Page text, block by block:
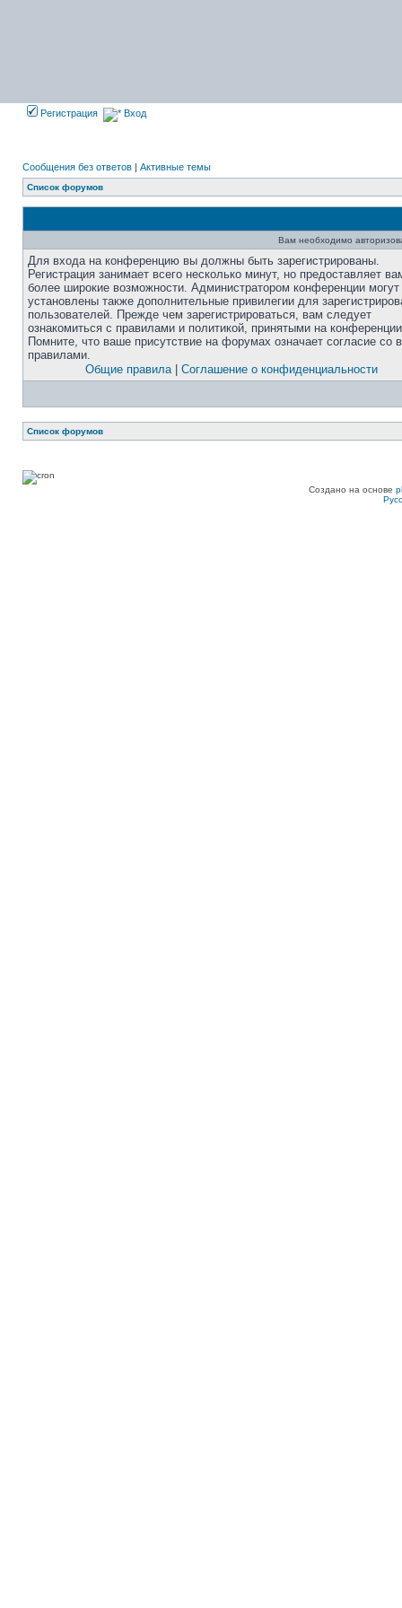
Регистрация Вход
Сообщения без ответов | Активные темы
Список форумов
Вам необходимо
Для входа на конференцию вы должны быть зарегистрированы.
Регистрация занимает всего несколько минут, но предоставляет
более широкие возможности. Администратором конференции
установлены также дополнительные привилегии для
пользователей. Прежде чем зарегистрироваться, вам следует
ознакомиться с правилами и политикой, принятыми на
Помните, что ваше присутствие на форумах означает согласие со
правилами.
Общие правила| Соглашение о конфиденциальности
Список форумов
Создано на основе